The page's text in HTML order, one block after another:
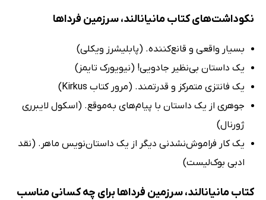
نکوداشت‌های کتاب مانیانالند، سرزمین فرداها
بسیار واقعی و قانع‌کننده. (پابلیشرز ویکلی)
یک داستان بی‌نظیر جادویی! (نیویورک تایمز)
یک فانتزی متمرکز و قدرتمند. (مرور کتاب Kirkus)
جوهری از یک داستان با پیام‌های به‌موقع. (اسکول لایبرری
ژورنال)
یک کار فراموش‌نشدنی دیگر از یک داستان‌نویس ماهر. (نقد
ادبی بوک‌لیست)
کتاب مانیانالند، سرزمین فرداها برای چه کسانی مناسب